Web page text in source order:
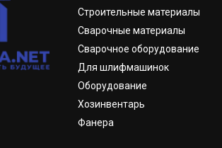
Строительные материалы
Сварочные материалы
Сварочное оборудование
Для шлифмашинок
Оборудование
Хозинвентарь
Фанера